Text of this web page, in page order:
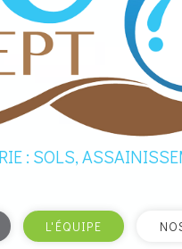
: SOLS,
L'ÉQUIPE